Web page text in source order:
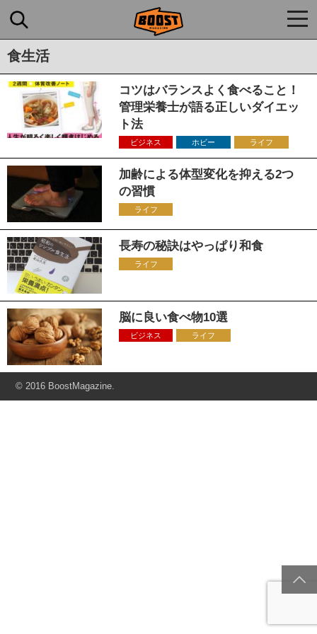
食生活
コツはバランスよく食べること！
管理栄養士が語る正しいダイエッ
ト法
ビジネス ホビー ライフ
加齢による体型変化を抑える2つ
の習慣
ライフ
長寿の秘訣はやっぱり和食
ライフ
脳に良い食べ物10選
ビジネス ライフ
© 2016 BoostMagazine.